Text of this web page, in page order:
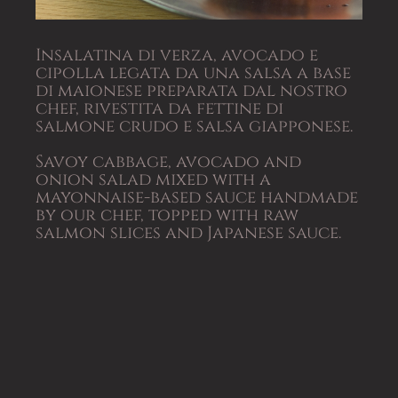
Insalatina di verza, avocado e
cipolla legata da una salsa a base
di maionese preparata dal nostro
chef, rivestita da fettine di
salmone crudo e salsa giapponese.
Savoy cabbage, avocado and
onion salad mixed with a
mayonnaise-based sauce handmade
by our chef, topped with raw
salmon slices and Japanese sauce.